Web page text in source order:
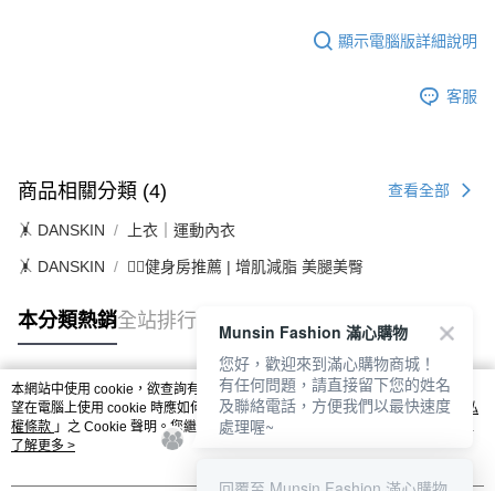
顯示電腦版詳細說明
客服
商品相關分類 (4) 查看全部
🤸 DANSKIN 上衣｜運動內衣
🤸 DANSKIN 🏋️‍♀️健身房推薦 | 增肌減脂 美腿美臀
本分類熱銷全站排行
熱門標籤
本網站中使用 cookie，欲查詢有關本網站使用 cookie 方式之詳情，及若您不希
望在電腦上使用 cookie 時應如何變更電腦的 cookie 設定，請參閱本網站「
隱私
權條款 」之 Cookie 聲明。您繼續使用本網站即表示您同意本公司得按本網站使
用條款之 Cookie 聲明使用 cookie。
了解更多 >
Munsin Fashion 滿心購物
您好，歡迎來到滿心購物商城！
有任何問題，請直接留下您的姓名
及聯絡電話，方便我們以最快速度
處理喔~